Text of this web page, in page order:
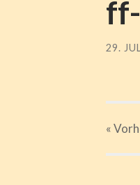
29.
«